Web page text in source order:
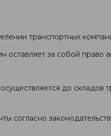
транспортных
за собой право
до складов
согласно